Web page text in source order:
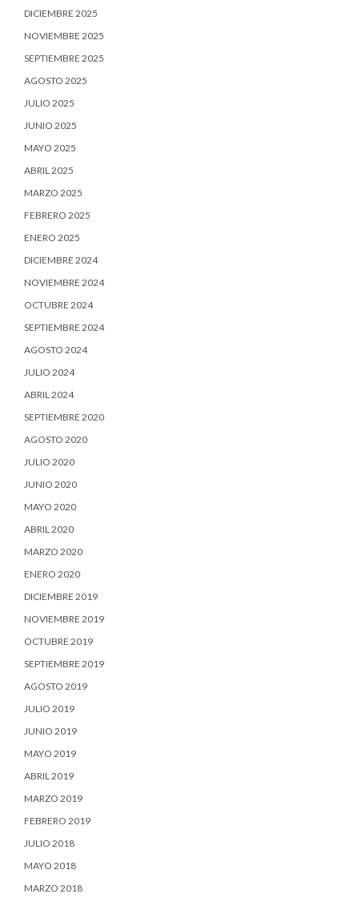
DICIEMBRE 2025
NOVIEMBRE 2025
SEPTIEMBRE 2025
AGOSTO 2025
JULIO 2025
JUNIO 2025
MAYO 2025
ABRIL 2025
MARZO 2025
FEBRERO 2025
ENERO 2025
DICIEMBRE 2024
NOVIEMBRE 2024
OCTUBRE 2024
SEPTIEMBRE 2024
AGOSTO 2024
JULIO 2024
ABRIL 2024
SEPTIEMBRE 2020
AGOSTO 2020
JULIO 2020
JUNIO 2020
MAYO 2020
ABRIL 2020
MARZO 2020
ENERO 2020
DICIEMBRE 2019
NOVIEMBRE 2019
OCTUBRE 2019
SEPTIEMBRE 2019
AGOSTO 2019
JULIO 2019
JUNIO 2019
MAYO 2019
ABRIL 2019
MARZO 2019
FEBRERO 2019
JULIO 2018
MAYO 2018
MARZO 2018